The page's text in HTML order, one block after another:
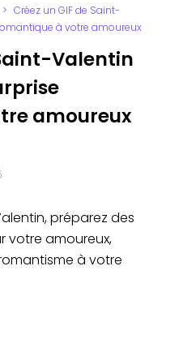
> Créez un GIF de Saint-
à votre amoureux
Valentin
amoureux
préparez des
votre amoureux,
à votre